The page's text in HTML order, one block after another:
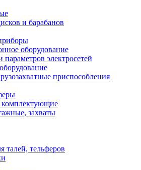
и барабанов
оборудование
параметров электросетей
приспособления
захваты
талей, тельферов